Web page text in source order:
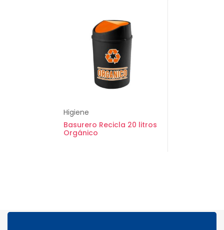
Higiene
Basurero Recicla 20 litros
Orgánico